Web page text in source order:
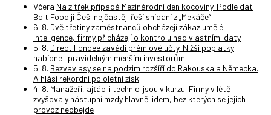
Včera Na zítřek připadá Mezinárodní den kocoviny. Podle dat
Bolt Food ji Češi nejčastěji řeší snídaní z „Mekáče“
6. 8. Dvě třetiny zaměstnanců obcházejí zákaz umělé
inteligence, firmy přicházejí o kontrolu nad vlastními daty
5. 8. Direct Fondee zavádí prémiové účty. Nižší poplatky
nabídne i pravidelným menším investorům
5. 8. Bezvavlasy se na podzim rozšíří do Rakouska a Německa.
A hlásí rekordní pololetní zisk
4. 8. Manažeři, ajťáci i technici jsou v kurzu. Firmy v létě
zvyšovaly nástupní mzdy hlavně lidem, bez kterých se jejich
provoz neobejde